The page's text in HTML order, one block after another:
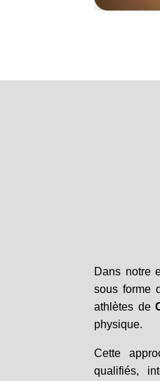
Dans notre
sous forme
athlètes de
physique.
Cette
qualifiés,